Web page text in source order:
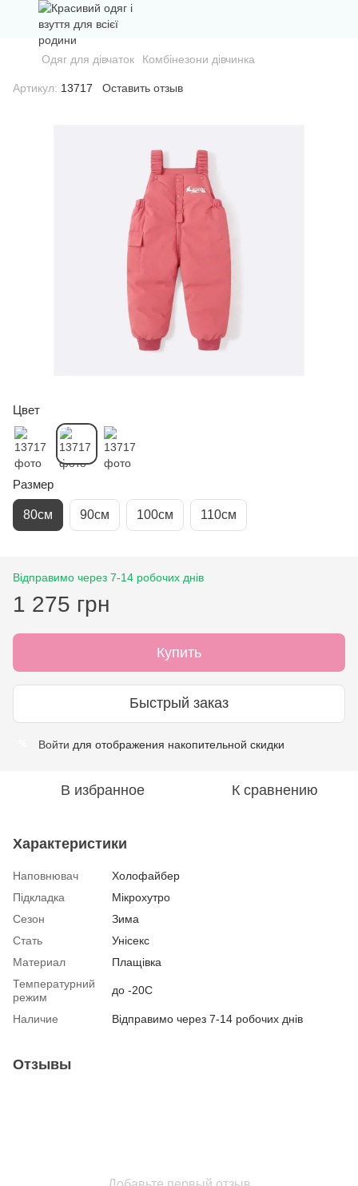
Одяг для дівчаток Комбінезони дівчинка
Артикул: 13717 Оставить отзыв
Цвет
Размер
80см 90см 100см 110см
Відправимо через 7-14 робочих днів
1 275 грн
Купить
Быстрый заказ
Войти для отображения накопительной скидки
В избранное К сравнению
Характеристики
Наповнювач
Холофайбер
Підкладка
Мікрохутро
Сезон
Зима
Стать
Унісекс
Материал
Плащівка
Температурний
режим
до -20С
Наличие Відправимо через 7-14 робочих днів
Отзывы